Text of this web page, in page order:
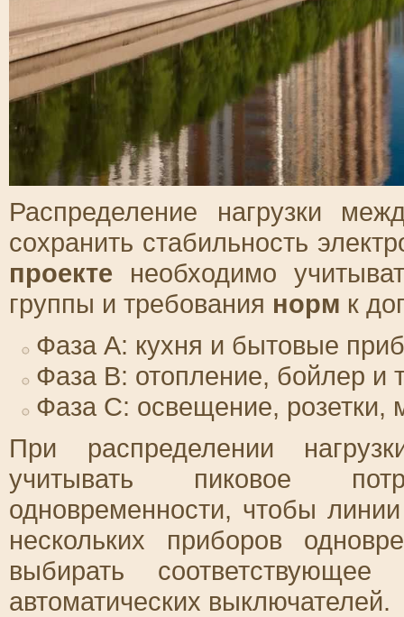
Распределение нагрузки
сохранить стабильность
проекте необходимо
группы и требования норм к
Фаза A: кухня и бытовые
Фаза B: отопление, бойлер и
Фаза C: освещение,
При распределении
учитывать пиковое
одновременности, чтобы
нескольких приборов
выбирать
автоматических выключателей.